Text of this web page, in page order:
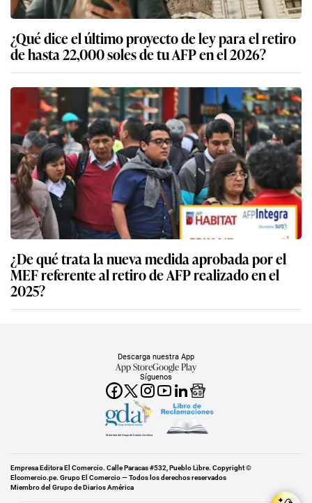
¿Qué dice el último proyecto de ley para el retiro
de hasta 22,000 soles de tu AFP en el 2026?
¿De qué trata la nueva medida aprobada por el
MEF referente al retiro de AFP realizado en el
2025?
Síguenos
Descarga nuestra App
App StoreGoogle Play
Miembro del Grupo de Diarios América
Empresa Editora El Comercio. Calle Paracas #532, Pueblo Libre. Copyright ©
Elcomercio.pe. Grupo El Comercio — Todos los derechos reservados
Miembro del Grupo de Diarios América